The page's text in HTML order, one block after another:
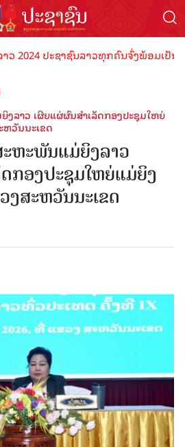
ປະຊາຊົນລາວທຸກຄົນຈົ່ງພ້ອມເປັນເ
ລາວ ເຜີຍແຜ່ຜົນສໍາເລັດກອງປະຊຸມໃຫຍ່
ວັນນະເຂດ
ຫະພັນແມ່ຍິງລາວ
ກອງປະຊຸມໃຫຍ່ແມ່ຍິງ
ສະຫວັນນະເຂດ